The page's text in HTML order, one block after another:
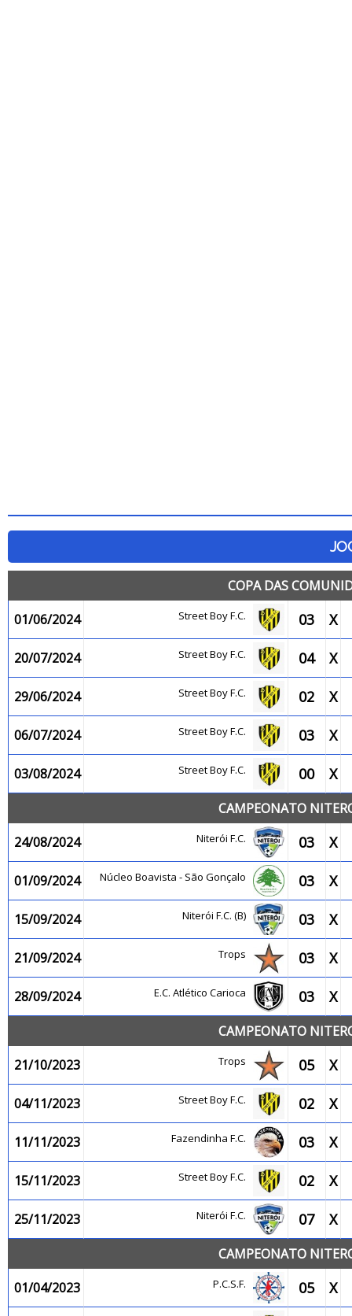
COPA DAS
01/06/2024
Street Boy F.C. 03 X
20/07/2024 Street Boy F.C. 04 X
29/06/2024 Street Boy F.C. 02 X
06/07/2024 Street Boy F.C. 03 X
03/08/2024 Street Boy F.C. 00 X
CAMPEONATO
24/08/2024
Niterói F.C. 03 X
01/09/2024 Núcleo Boavista - São Gonçalo 03 X
15/09/2024 Niterói F.C. (B) 03 X
21/09/2024 Trops 03 X
28/09/2024 E.C. Atlético Carioca 03 X
CAMPEONATO
21/10/2023
Trops 05 X
04/11/2023 Street Boy F.C. 02 X
11/11/2023 Fazendinha F.C. 03 X
15/11/2023 Street Boy F.C. 02 X
25/11/2023 Niterói F.C. 07 X
CAMPEONATO
01/04/2023
P.C.S.F. 05 X